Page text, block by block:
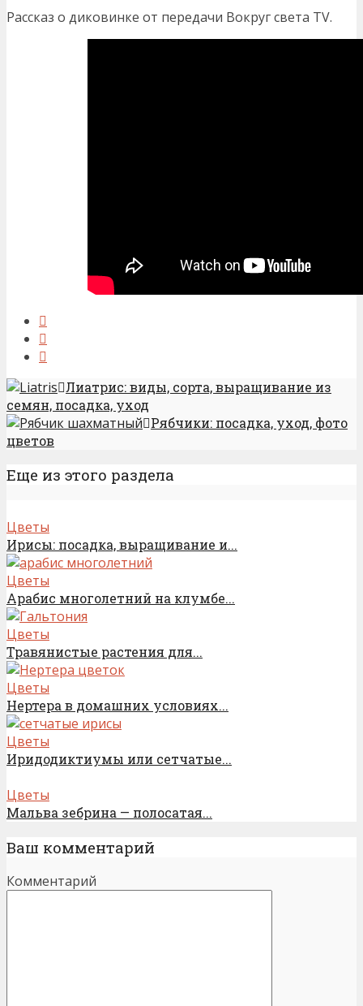
Рассказ о диковинке от передачи Вокруг света TV.
Лиатрис: виды, сорта, выращивание из
семян, посадка, уход
Рябчики: посадка, уход, фото
цветов
Еще из этого раздела
Цветы
Ирисы: посадка, выращивание и...
Цветы
Арабис многолетний на клумбе...
Цветы
Травянистые растения для...
Цветы
Нертера в домашних условиях...
Цветы
Иридодиктиумы или сетчатые...
Цветы
Мальва зебрина — полосатая...
Ваш комментарий
Комментарий